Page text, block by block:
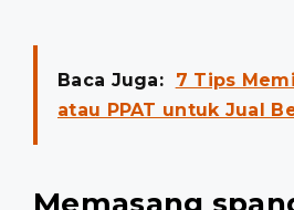
Baca Juga:
7 Tips
atau PPAT untuk Jual